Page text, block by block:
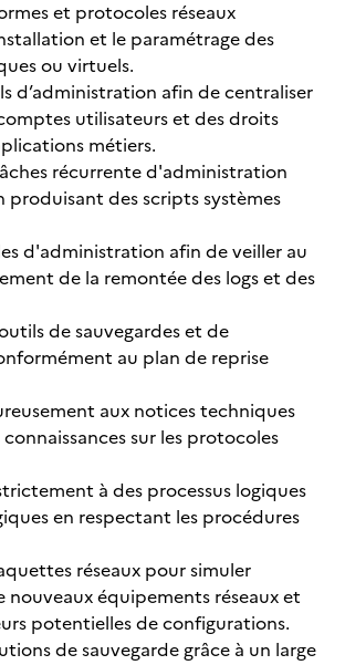
et protocoles réseaux
et le paramétrage des
ou virtuels.
d’administration afin de centraliser
utilisateurs et des droits
métiers.
récurrente d'administration
produisant des scripts systèmes
d'administration afin de veiller au
de la remontée des logs et des
de sauvegardes et de
au plan de reprise
aux notices techniques
sur les protocoles
à des processus logiques
en respectant les procédures
réseaux pour simuler
équipements réseaux et
potentielles de configurations.
de sauvegarde grâce à un large